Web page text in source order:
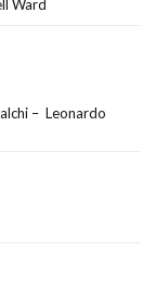
Ward
– Leonardo